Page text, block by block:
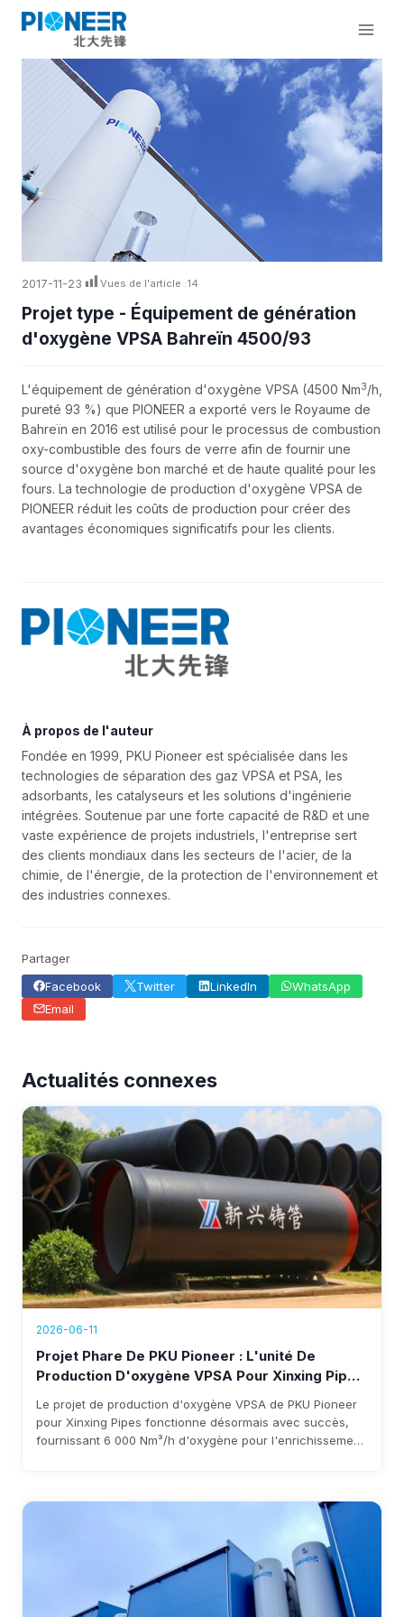
Aller
2017-11-23 Vues de l'article :14
Projet type - Équipement de génération
d'oxygène VPSA Bahreïn 4500/93
L'équipement de génération d'oxygène VPSA (4500 Nm3/h,
pureté 93 %) que PIONEER a exporté vers le Royaume de
Bahreïn en 2016 est utilisé pour le processus de combustion
oxy-combustible des fours de verre afin de fournir une
source d'oxygène bon marché et de haute qualité pour les
fours. La technologie de production d'oxygène VPSA de
PIONEER réduit les coûts de production pour créer des
avantages économiques significatifs pour les clients.
À propos de l'auteur
Fondée en 1999, PKU Pioneer est spécialisée dans les
technologies de séparation des gaz VPSA et PSA, les
adsorbants, les catalyseurs et les solutions d'ingénierie
intégrées. Soutenue par une forte capacité de R&D et une
vaste expérience de projets industriels, l'entreprise sert
des clients mondiaux dans les secteurs de l'acier, de la
chimie, de l'énergie, de la protection de l'environnement et
des industries connexes.
Partager
Facebook
Twitter LinkedIn
WhatsApp
Email
Actualités connexes
2026-06-11
Projet Phare De PKU Pioneer : L'unité De
Production D'oxygène VPSA Pour Xinxing Pipes
Désormais Opérationnelle, Générant Plus De
1,76 Million $ De Revenus Annuels
Le projet de production d'oxygène VPSA de PKU Pioneer
pour Xinxing Pipes fonctionne désormais avec succès,
fournissant 6 000 Nm³/h d'oxygène pour l'enrichissement